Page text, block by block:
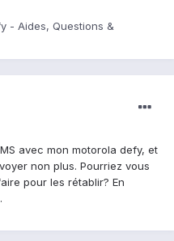
- Aides, Questions &
avec mon motorola defy, et
non plus. Pourriez vous
pour les rétablir? En